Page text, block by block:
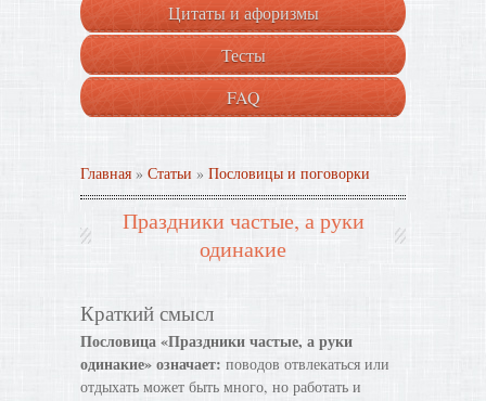
Цитаты и афоризмы
Тесты
FAQ
Главная » Статьи » Пословицы и поговорки
Праздники частые, а руки
одинакие
Краткий смысл
Пословица «Праздники частые, а руки
одинакие» означает: поводов отвлекаться или
отдыхать может быть много, но работать и